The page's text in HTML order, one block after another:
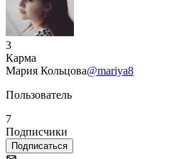
3
Карма
Мария Кольцова@mariya8
Пользователь
7
Подписчики
Подписаться